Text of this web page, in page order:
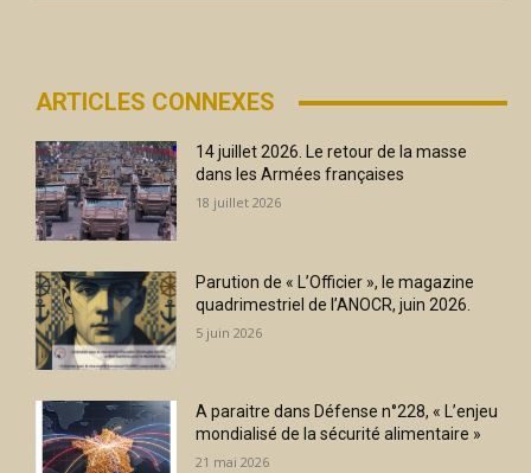
ARTICLES CONNEXES
14 juillet 2026. Le retour de la masse
dans les Armées françaises
18 juillet 2026
Parution de « L’Officier », le magazine
quadrimestriel de l’ANOCR, juin 2026.
5 juin 2026
A paraitre dans Défense n°228, « L’enjeu
mondialisé de la sécurité alimentaire »
21 mai 2026